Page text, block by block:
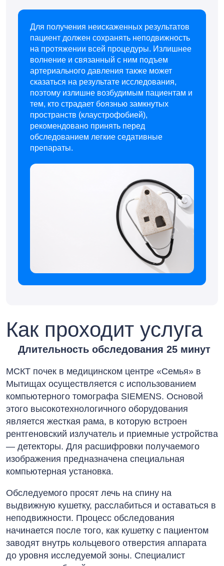
Для получения неискаженных результатов
пациент должен сохранять неподвижность
на протяжении всей процедуры. Излишнее
волнение и связанный с ним подъем
артериального давления также может
сказаться на результате исследования,
поэтому излишне возбудимым пациентам и
тем, кто страдает боязнью замкнутых
пространств (клаустрофобией),
рекомендовано принять перед
обследованием легкие седативные
препараты.
Как проходит услуга
Длительность обследования 25 минут
МСКТ почек в медицинском центре «Семья» в
Мытищах осуществляется с использованием
компьютерного томографа SIEMENS. Основой
этого высокотехнологичного оборудования
является жесткая рама, в которую встроен
рентгеновский излучатель и приемные устройства
— детекторы. Для расшифровки получаемого
изображения предназначена специальная
компьютерная установка.
Обследуемого просят лечь на спину на
выдвижную кушетку, расслабиться и оставаться в
неподвижности. Процесс обследования
начинается после того, как кушетку с пациентом
заводят внутрь кольцевого отверстия аппарата
до уровня исследуемой зоны. Специалист